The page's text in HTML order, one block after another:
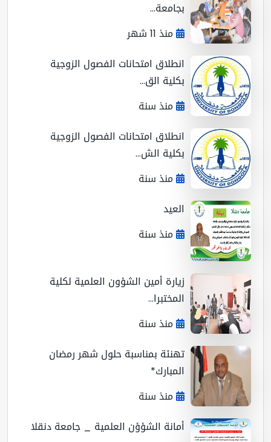
بجامعة...
منذ 11 شهر
انطلاق امتحانات الفصول الزوجية
بكلية الق...
منذ سنة
انطلاق امتحانات الفصول الزوجية
بكلية الش...
منذ سنة
العيد
منذ سنة
زيارة أمين الشؤون العلمية لكلية
المختبرا...
منذ سنة
تهنئة بمناسبة حلول شهر رمضان
المبارك*
منذ سنة
أمانة الشؤؤن العلمية _ جامعة دنقلا